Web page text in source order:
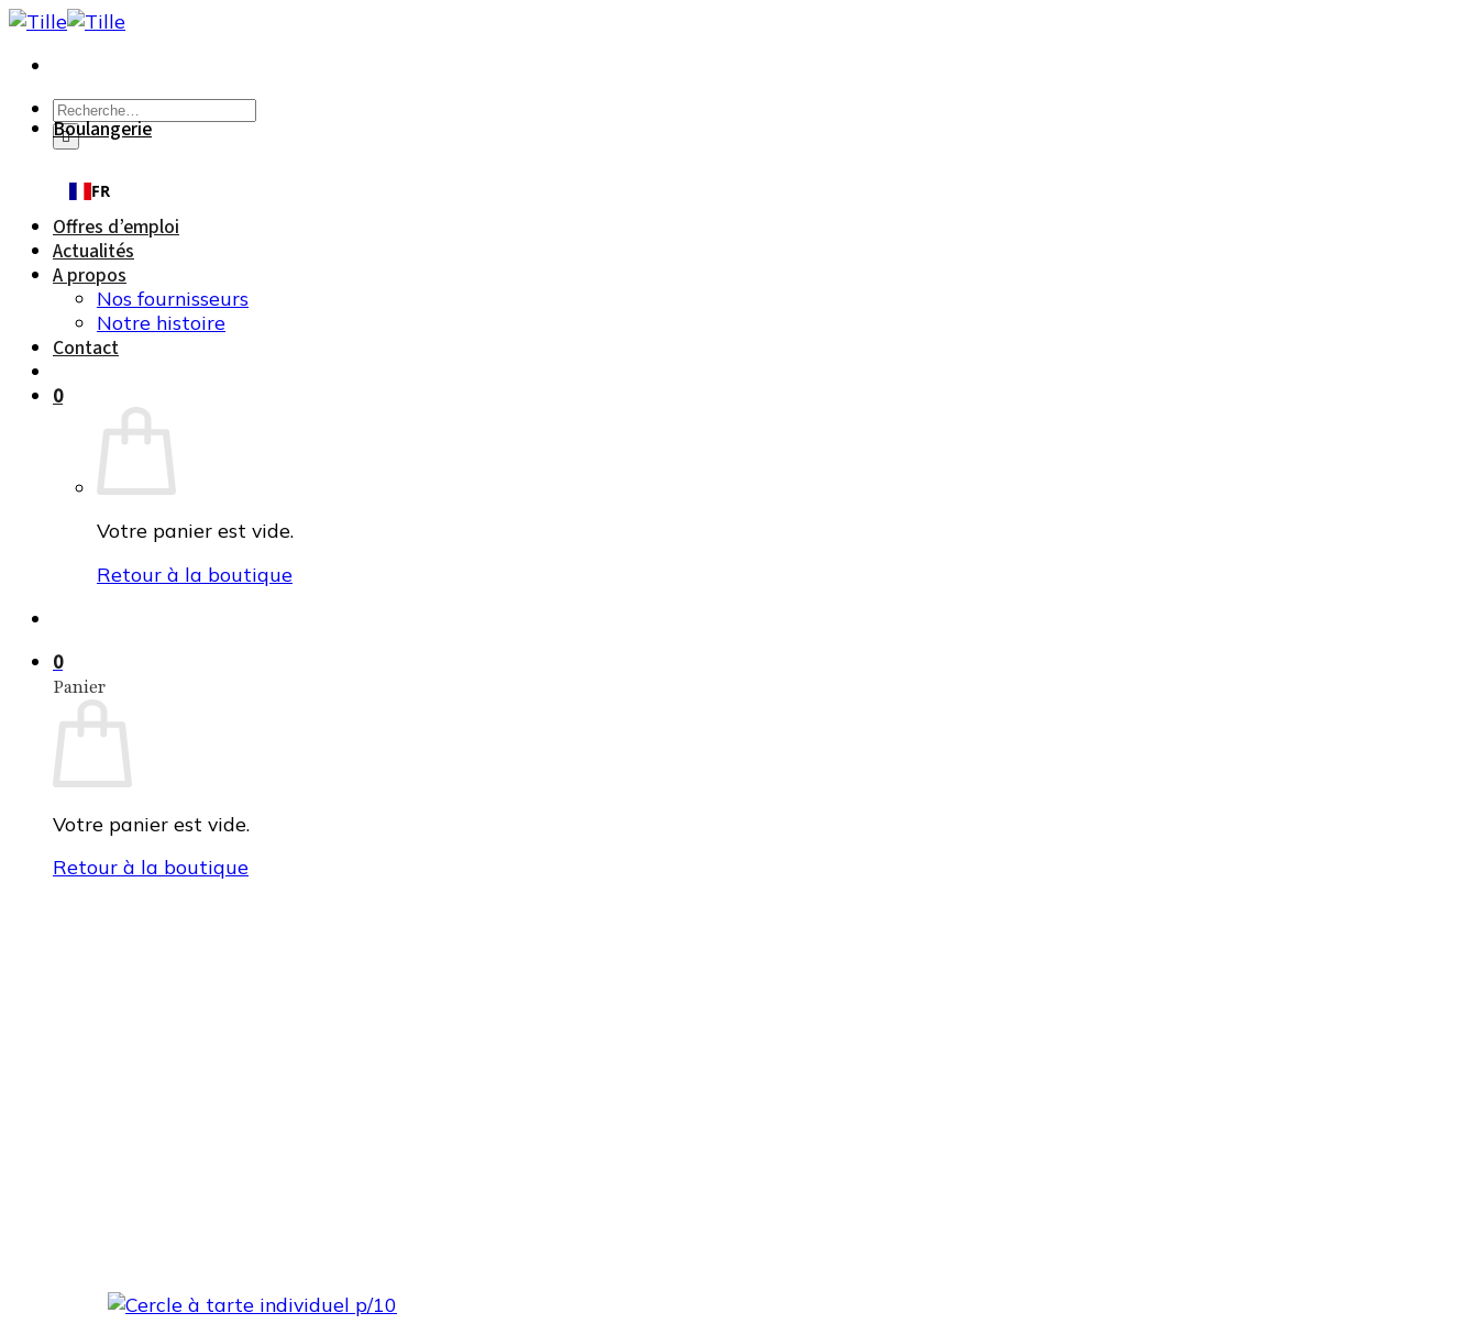
Passer
contenu
Recherche
pour :
FR
Offres d’emploi
Actualités
A propos
Nos fournisseurs
Notre histoire
Contact
0
Votre panier est vide.
Retour à la boutique
0
Panier
Votre panier est vide.
Retour à la boutique
Boulangerie